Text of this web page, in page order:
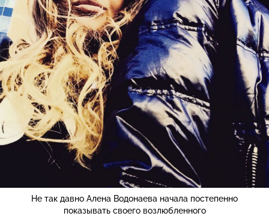
Не так давно Алена Водонаева начала постепенно
показывать своего возлюбленного